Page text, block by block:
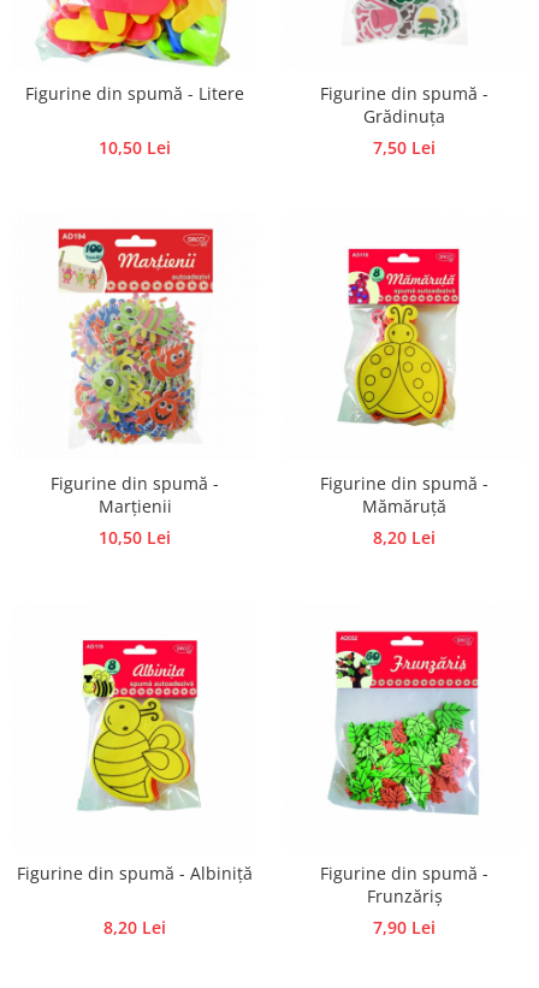
Accesorii pictura pe fata
Pluta
Figurine din spumă - Litere
10,50 Lei
Figurine din spumă -
Grădinuța
7,50 Lei
Figurine din spumă -
Marțienii
10,50 Lei
Figurine din spumă -
Mămăruță
8,20 Lei
Figurine din spumă - Albiniță
8,20 Lei
Figurine din spumă -
Frunzăriș
7,90 Lei